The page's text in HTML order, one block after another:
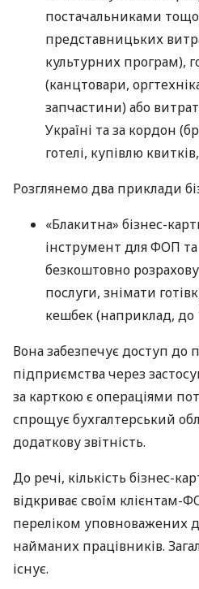
постачальниками
представницьких
культурних програм),
(канцтовари,
запчастини) або
Україні та за кордон
готелі, купівлю
Розглянемо два приклади
«Блакитна» бізнес-
інструмент для ФОП
безкоштовно
послуги, знімати
кешбек (наприклад,
Вона забезпечує доступ до
підприємства через
за карткою є операціями
спрощує бухгалтерський
додаткову звітність.
До речі, кількість бізнес-
відкриває своїм
переліком уповноважених
найманих працівників.
існує.